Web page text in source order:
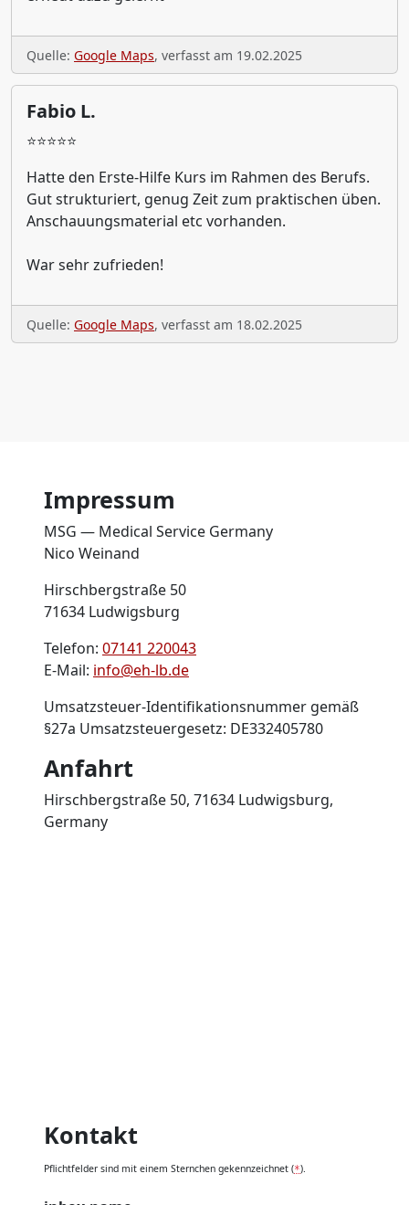
Quelle: Google Maps, verfasst am 19.02.2025
Fabio L.
⭐⭐⭐⭐⭐
Hatte den Erste-Hilfe Kurs im Rahmen des Berufs.
Gut strukturiert, genug Zeit zum praktischen üben.
Anschauungsmaterial etc vorhanden.
War sehr zufrieden!
Quelle: Google Maps, verfasst am 18.02.2025
Impressum
MSG — Medical Service Germany
Nico Weinand
Hirschbergstraße 50
71634 Ludwigsburg
Telefon: 07141 220043
E‑Mail: info@eh-lb.de
Umsatzsteuer-Identifikationsnummer gemäß
§27a Umsatzsteuergesetz: DE332405780
Anfahrt
Hirschbergstraße 50, 71634 Ludwigsburg,
Germany
Kontakt
Pflichtfelder sind mit einem Sternchen gekennzeichnet (*).